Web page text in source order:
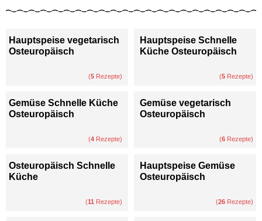
Hauptspeise vegetarisch
Osteuropäisch
(5 Rezepte)
Hauptspeise Schnelle
Küche Osteuropäisch
(5 Rezepte)
Gemüse Schnelle Küche
Osteuropäisch
(4 Rezepte)
Gemüse vegetarisch
Osteuropäisch
(6 Rezepte)
Osteuropäisch Schnelle
Küche
(11 Rezepte)
Hauptspeise Gemüse
Osteuropäisch
(26 Rezepte)